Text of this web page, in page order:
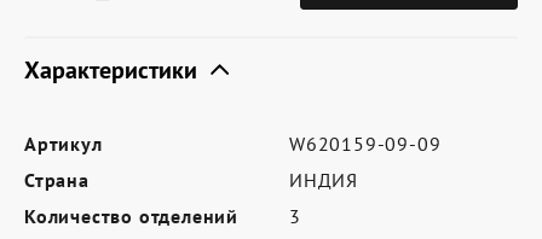
Условия доставки
Сертификат Dr.Koffer
Где купить
Характеристики
Артикул
W620159-09-09
Страна
ИНДИЯ
Количество отделений
3